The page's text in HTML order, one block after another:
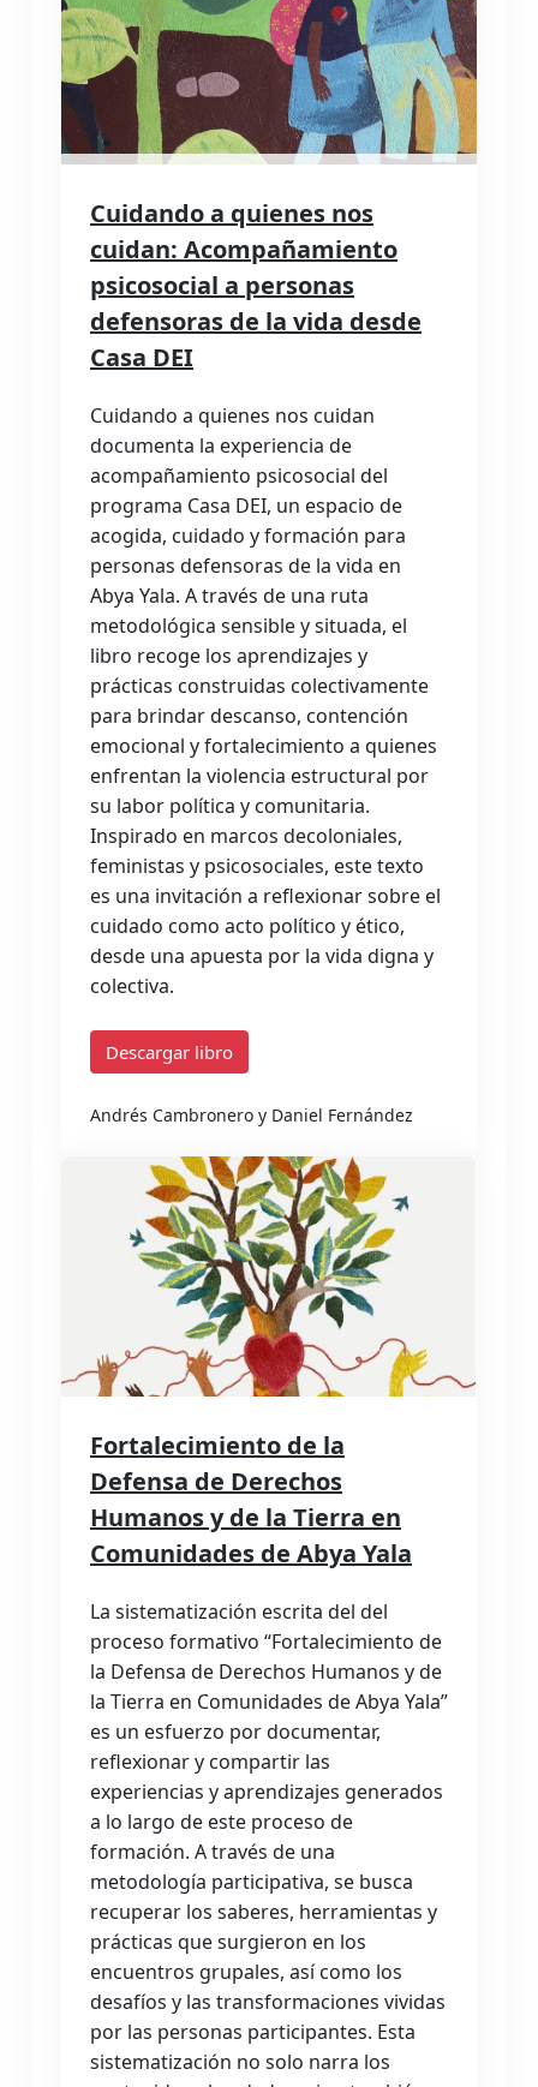
Cuidando a quienes nos
cuidan: Acompañamiento
psicosocial a personas
defensoras de la vida desde
Casa DEI
Cuidando a quienes nos cuidan
documenta la experiencia de
acompañamiento psicosocial del
programa Casa DEI, un espacio de
acogida, cuidado y formación para
personas defensoras de la vida en
Abya Yala. A través de una ruta
metodológica sensible y situada, el
libro recoge los aprendizajes y
prácticas construidas colectivamente
para brindar descanso, contención
emocional y fortalecimiento a quienes
enfrentan la violencia estructural por
su labor política y comunitaria.
Inspirado en marcos decoloniales,
feministas y psicosociales, este texto
es una invitación a reflexionar sobre el
cuidado como acto político y ético,
desde una apuesta por la vida digna y
colectiva.
Descargar libro
Andrés Cambronero y Daniel Fernández
Fortalecimiento de la
Defensa de Derechos
Humanos y de la Tierra en
Comunidades de Abya Yala
La sistematización escrita del del
proceso formativo “Fortalecimiento de
la Defensa de Derechos Humanos y de
la Tierra en Comunidades de Abya Yala”
es un esfuerzo por documentar,
reflexionar y compartir las
experiencias y aprendizajes generados
a lo largo de este proceso de
formación. A través de una
metodología participativa, se busca
recuperar los saberes, herramientas y
prácticas que surgieron en los
encuentros grupales, así como los
desafíos y las transformaciones vividas
por las personas participantes. Esta
sistematización no solo narra los